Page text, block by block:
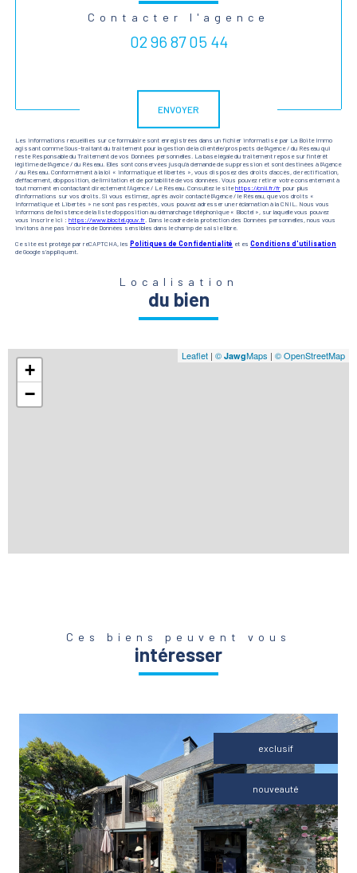
Contacter l'agence
02 96 87 05 44
ENVOYER
Les informations recueillies sur ce formulaire sont enregistrées dans un fichier informatisé par La Boite Immo
agissant comme Sous-traitant du traitement pour la gestion de la clientèle/prospects de l'Agence / du Réseau qui
reste Responsable du Traitement de vos Données personnelles. La base légale du traitement repose sur l'intérêt
légitime de l'Agence / du Réseau. Elles sont conservées jusqu'à demande de suppression et sont destinées à l'Agence
/ au Réseau. Conformément à la loi « informatique et libertés », vous disposez des droits d’accès, de rectification,
d’effacement, d’opposition, de limitation et de portabilité de vos données. Vous pouvez retirer votre consentement à
tout moment en contactant directement l’Agence / Le Réseau. Consultez le sitehttps://cnil.fr/fr pour plus
d’informations sur vos droits. Si vous estimez, après avoir contacté l'Agence / le Réseau, que vos droits «
Informatique et Libertés » ne sont pas respectés, vous pouvez adresser une réclamation à la CNIL. Nous vous
informons de l’existence de la liste d'opposition au démarchage téléphonique « Bloctel », sur laquelle vous pouvez
vous inscrire ici : https://www.bloctel.gouv.fr . Dans le cadre de la protection des Données personnelles, nous vous
invitons à ne pas inscrire de Données sensibles dans le champ de saisie libre.
Ce site est protégé par reCAPTCHA, les Politiques de Confidentialité et es Conditions d'utilisation
de Google s'appliquent.
Localisation
du bien
+
−
Leaflet | © JawgMaps | © OpenStreetMap
Ces biens peuvent vous
intéresser
exclusif
nouveauté
VOIR LE BIEN